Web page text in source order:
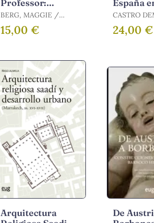
Professor:
Desafiando la
Cultura de la
Rapidez en la
BERG, MAGGIE /
SEEBER, BARBARA K.
15,00 €
España
CASTRO
24,00 €
Arquitectura
De